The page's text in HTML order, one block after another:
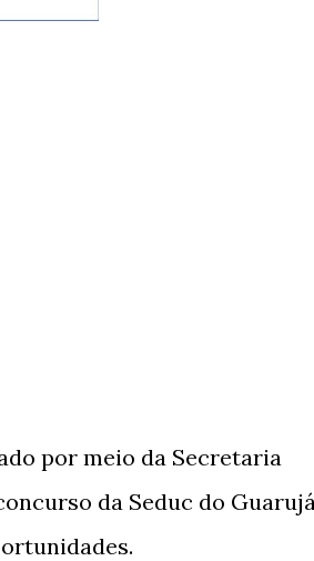
por meio da Secretaria
da Seduc do